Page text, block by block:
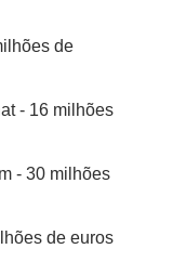
de
- 16 milhões
- 30 milhões
de euros